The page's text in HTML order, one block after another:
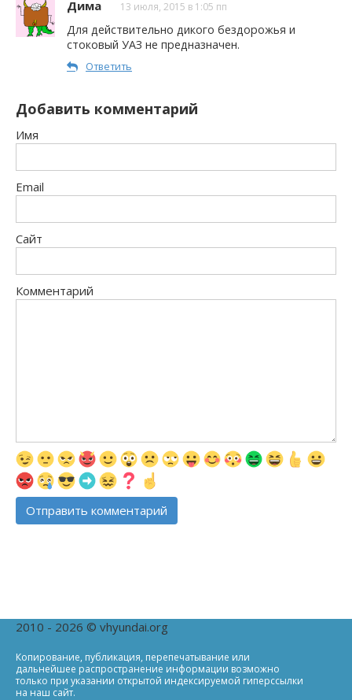
Дима 13 июля, 2015 в 1:05 пп
Для действительно дикого бездорожья и
стоковый УАЗ не предназначен.
Ответить
Добавить комментарий
Имя
Email
Сайт
Комментарий
2010 - 2026 © vhyundai.org
Копирование, публикация, перепечатывание или
дальнейшее распространение информации возможно
только при указании открытой индексируемой гиперссылки
на наш сайт.